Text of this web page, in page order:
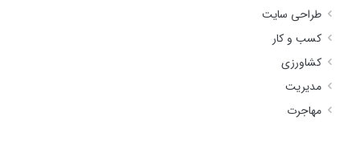
طراحی سایت
کسب و کار
کشاورزی
مدیریت
مهاجرت